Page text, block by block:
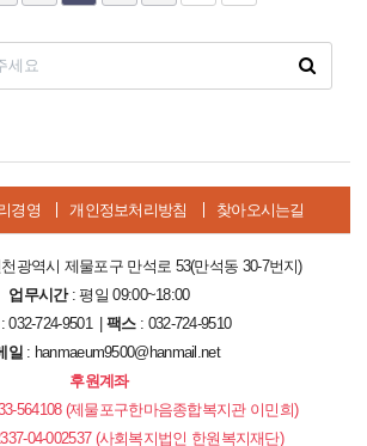
경영 개인정보처리방침 찾아오시는길
광역시 제물포구 만석로 53(만석동 30-7번지)
업무시간: 평일 09:00~18:00
032-724-9501 |팩스: 032-724-9510
일: hanmaeum9500@hanmail.net
후원계좌
564108 (제물포구한마음종합복지관 이민희)
04-002537 (사회복지법인 한원복지재단)